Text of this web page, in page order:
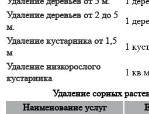
Удаление деревьев от 2 до 5
м.
1
Удаление кустарника от 1,5
м
1 куст
Удаление низкорослого
кустарника
1
Удаление сорных
Наименование услуг